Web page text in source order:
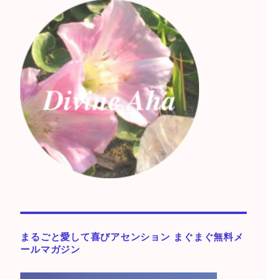
まるごと愛して喜びアセンション まぐまぐ無料メ
ールマガジン